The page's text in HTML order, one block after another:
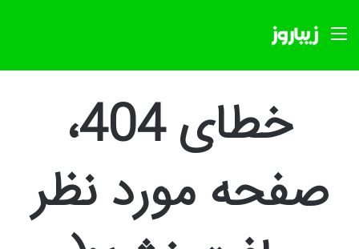
منو
خطای 404،
صفحه مورد نظر